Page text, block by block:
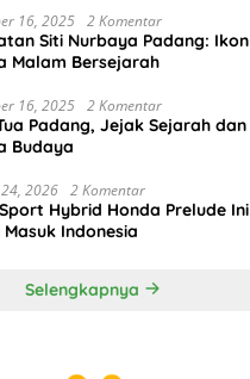
16, 2025 2 Komentar
Siti Nurbaya Padang: Ikon
Malam Bersejarah
16, 2025 2 Komentar
Padang, Jejak Sejarah dan
Budaya
2026 2 Komentar
Hybrid Honda Prelude Ini
Masuk Indonesia
Selengkapnya